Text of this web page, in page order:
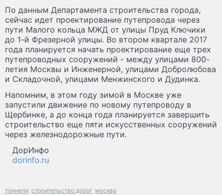
По данным Департамента строительства города,
сейчас идет проектирование путепровода через
пути Малого кольца МЖД от улицы Пруд Ключики
до 1-й Фрезерной улицы. Во втором квартале 2017
года планируется начать проектирование еще трех
путепроводных сооружений - между улицами 800-
летия Москвы и Инженерной, улицами Добролюбова
и Складочной, улицами Менжинского и Дудинка.
Напомним, в этом году зимой в Москве уже
запустили движение по новому путепроводу в
Щербинке, а до конца года планируется завершить
строительство еще пяти искусственных сооружений
через железнодорожные пути.
ДорИнфо
dorinfo.ru
тоннели строительство дорог москва